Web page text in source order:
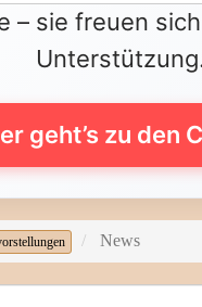
– sie freuen
geht’s zu den
News